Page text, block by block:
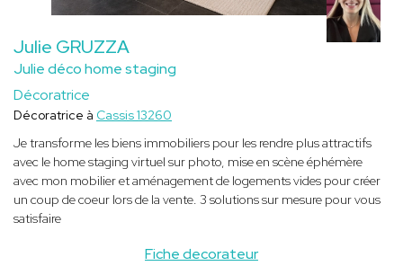
Julie GRUZZA
Julie déco home staging
Décoratrice
Fiche decorateur
Décoratrice à Cassis 13260
Je transforme les biens immobiliers pour les rendre plus attractifs
avec le home staging virtuel sur photo, mise en scène éphémère
avec mon mobilier et aménagement de logements vides pour créer
un coup de coeur lors de la vente. 3 solutions sur mesure pour vous
satisfaire